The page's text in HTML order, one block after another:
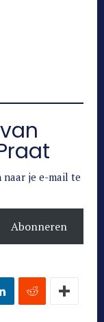
naar je e-mail te
Abonneren